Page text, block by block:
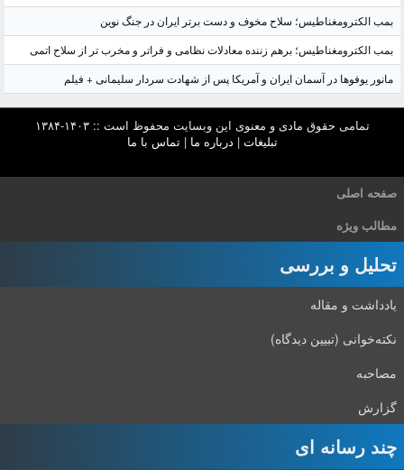
بمب الکترومغناطیس؛ سلاح مخوف و دست برتر ایران در جنگ نوین
بمب الکترومغناطیس؛ برهم زننده معادلات نظامی و فراتر و مخرب تر از سلاح اتمی
مانور یوفوها در آسمان ایران و آمریکا پس از شهادت سردار سلیمانی + فیلم
تمامی حقوق مادی و معنوی این وبسایت محفوظ است :: ۱۴۰۳-۱۳۸۴
تبلیغات | درباره ما |تماس با ما
صفحه اصلی
مطالب ویژه
تحلیل و بررسی
یادداشت و مقاله
نکته‌خوانی (تبیین دیدگاه)
مصاحبه
گزارش
چند رسانه ای